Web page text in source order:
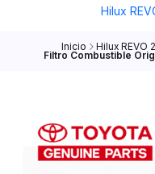
Hilux
Inicio Hilux REVO
Filtro Combustible